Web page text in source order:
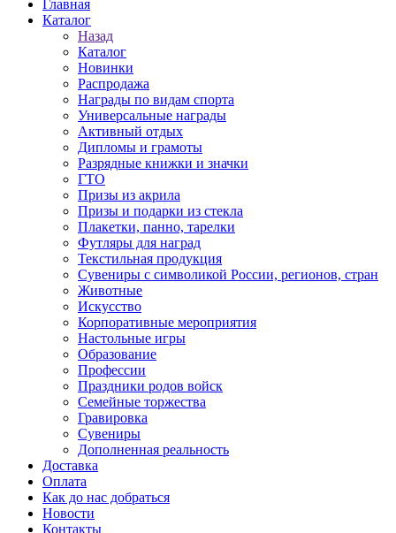
Главная
Каталог
Назад
Каталог
Новинки
Распродажа
Награды по видам спорта
Универсальные награды
Активный отдых
Дипломы и грамоты
Разрядные книжки и значки
ГТО
Призы из акрила
Призы и подарки из стекла
Плакетки, панно, тарелки
Футляры для наград
Текстильная продукция
Сувениры с символикой России, регионов, стран
Животные
Искусство
Корпоративные мероприятия
Настольные игры
Образование
Профессии
Праздники родов войск
Семейные торжества
Гравировка
Сувениры
Дополненная реальность
Доставка
Оплата
Как до нас добраться
Новости
Контакты